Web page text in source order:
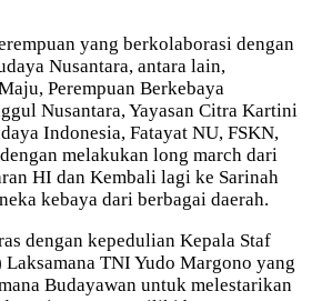
yang berkolaborasi dengan
Nusantara, antara lain,
Perempuan Berkebaya
Nusantara, Yayasan Citra Kartini
Indonesia, Fatayat NU, FSKN,
melakukan long march dari
HI dan Kembali lagi ke Sarinah
kebaya dari berbagai daerah.
dengan kepedulian Kepala Staf
TNI Yudo Margono yang
Budayawan untuk melestarikan